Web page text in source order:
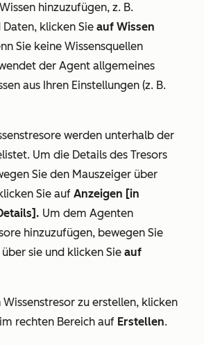
hinzuzufügen, z. B.
klicken Sie auf Wissen
Sie keine Wissensquellen
der Agent allgemeines
aus Ihren Einstellungen (z. B.
werden unterhalb der
Um die Details des Tresors
Sie den Mauszeiger über
Sie auf Anzeigen [in
Um dem Agenten
hinzuzufügen, bewegen Sie
sie und klicken Sie auf
Wissenstresor zu erstellen, klicken
rechten Bereich auf Erstellen.